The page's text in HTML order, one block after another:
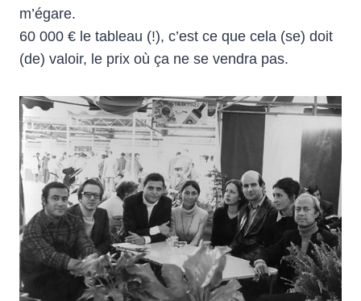
m’égare.
60 000 € le tableau (!), c’est ce que cela (se) doit
(de) valoir, le prix où ça ne se vendra pas.